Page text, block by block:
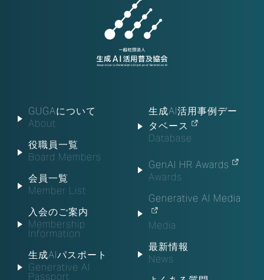
GUGAについて
About
役職員一覧
Board Members
会員一覧
Member List
入会のご案内
Membership
Information
生成AIパスポート
Generative AI
生成AI活用事例デー
タベース
Database
GenAI HR Awards
Awards
Generative AI Media
Media
最新情報
News